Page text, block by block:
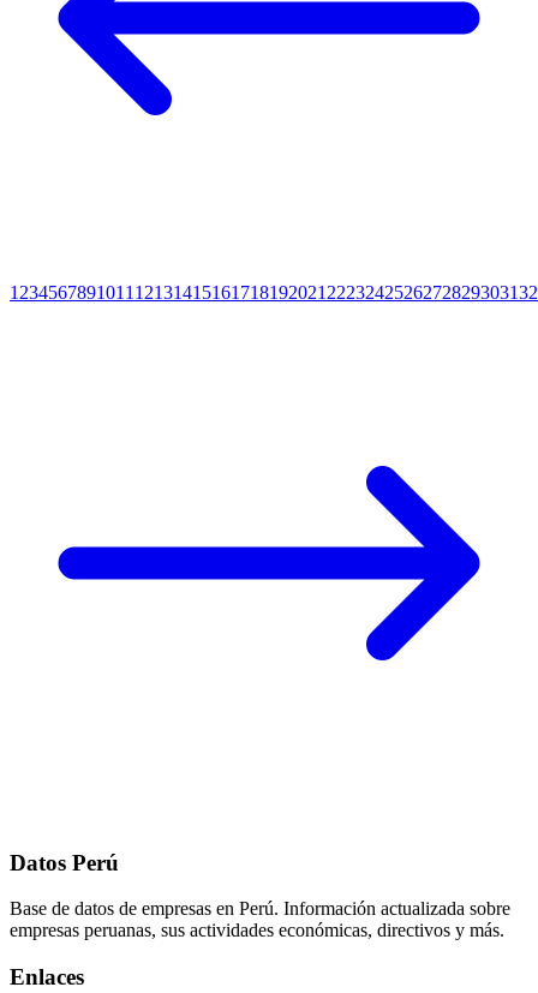
1 234567891011 12131415161718192021 2223242526272829303132
Datos Perú
Base de datos de empresas en Perú. Información actualizada sobre
empresas peruanas, sus actividades económicas, directivos y más.
Enlaces